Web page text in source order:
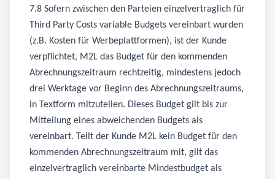
7.8 Sofern zwischen den Parteien einzelvertraglich für
Third Party Costs variable Budgets vereinbart wurden
(z.B. Kosten für Werbeplattformen), ist der Kunde
verpflichtet, M2L das Budget für den kommenden
Abrechnungszeitraum rechtzeitig, mindestens jedoch
drei Werktage vor Beginn des Abrechnungszeitraums,
in Textform mitzuteilen. Dieses Budget gilt bis zur
Mitteilung eines abweichenden Budgets als
vereinbart. Teilt der Kunde M2L kein Budget für den
kommenden Abrechnungszeitraum mit, gilt das
einzelvertraglich vereinbarte Mindestbudget als